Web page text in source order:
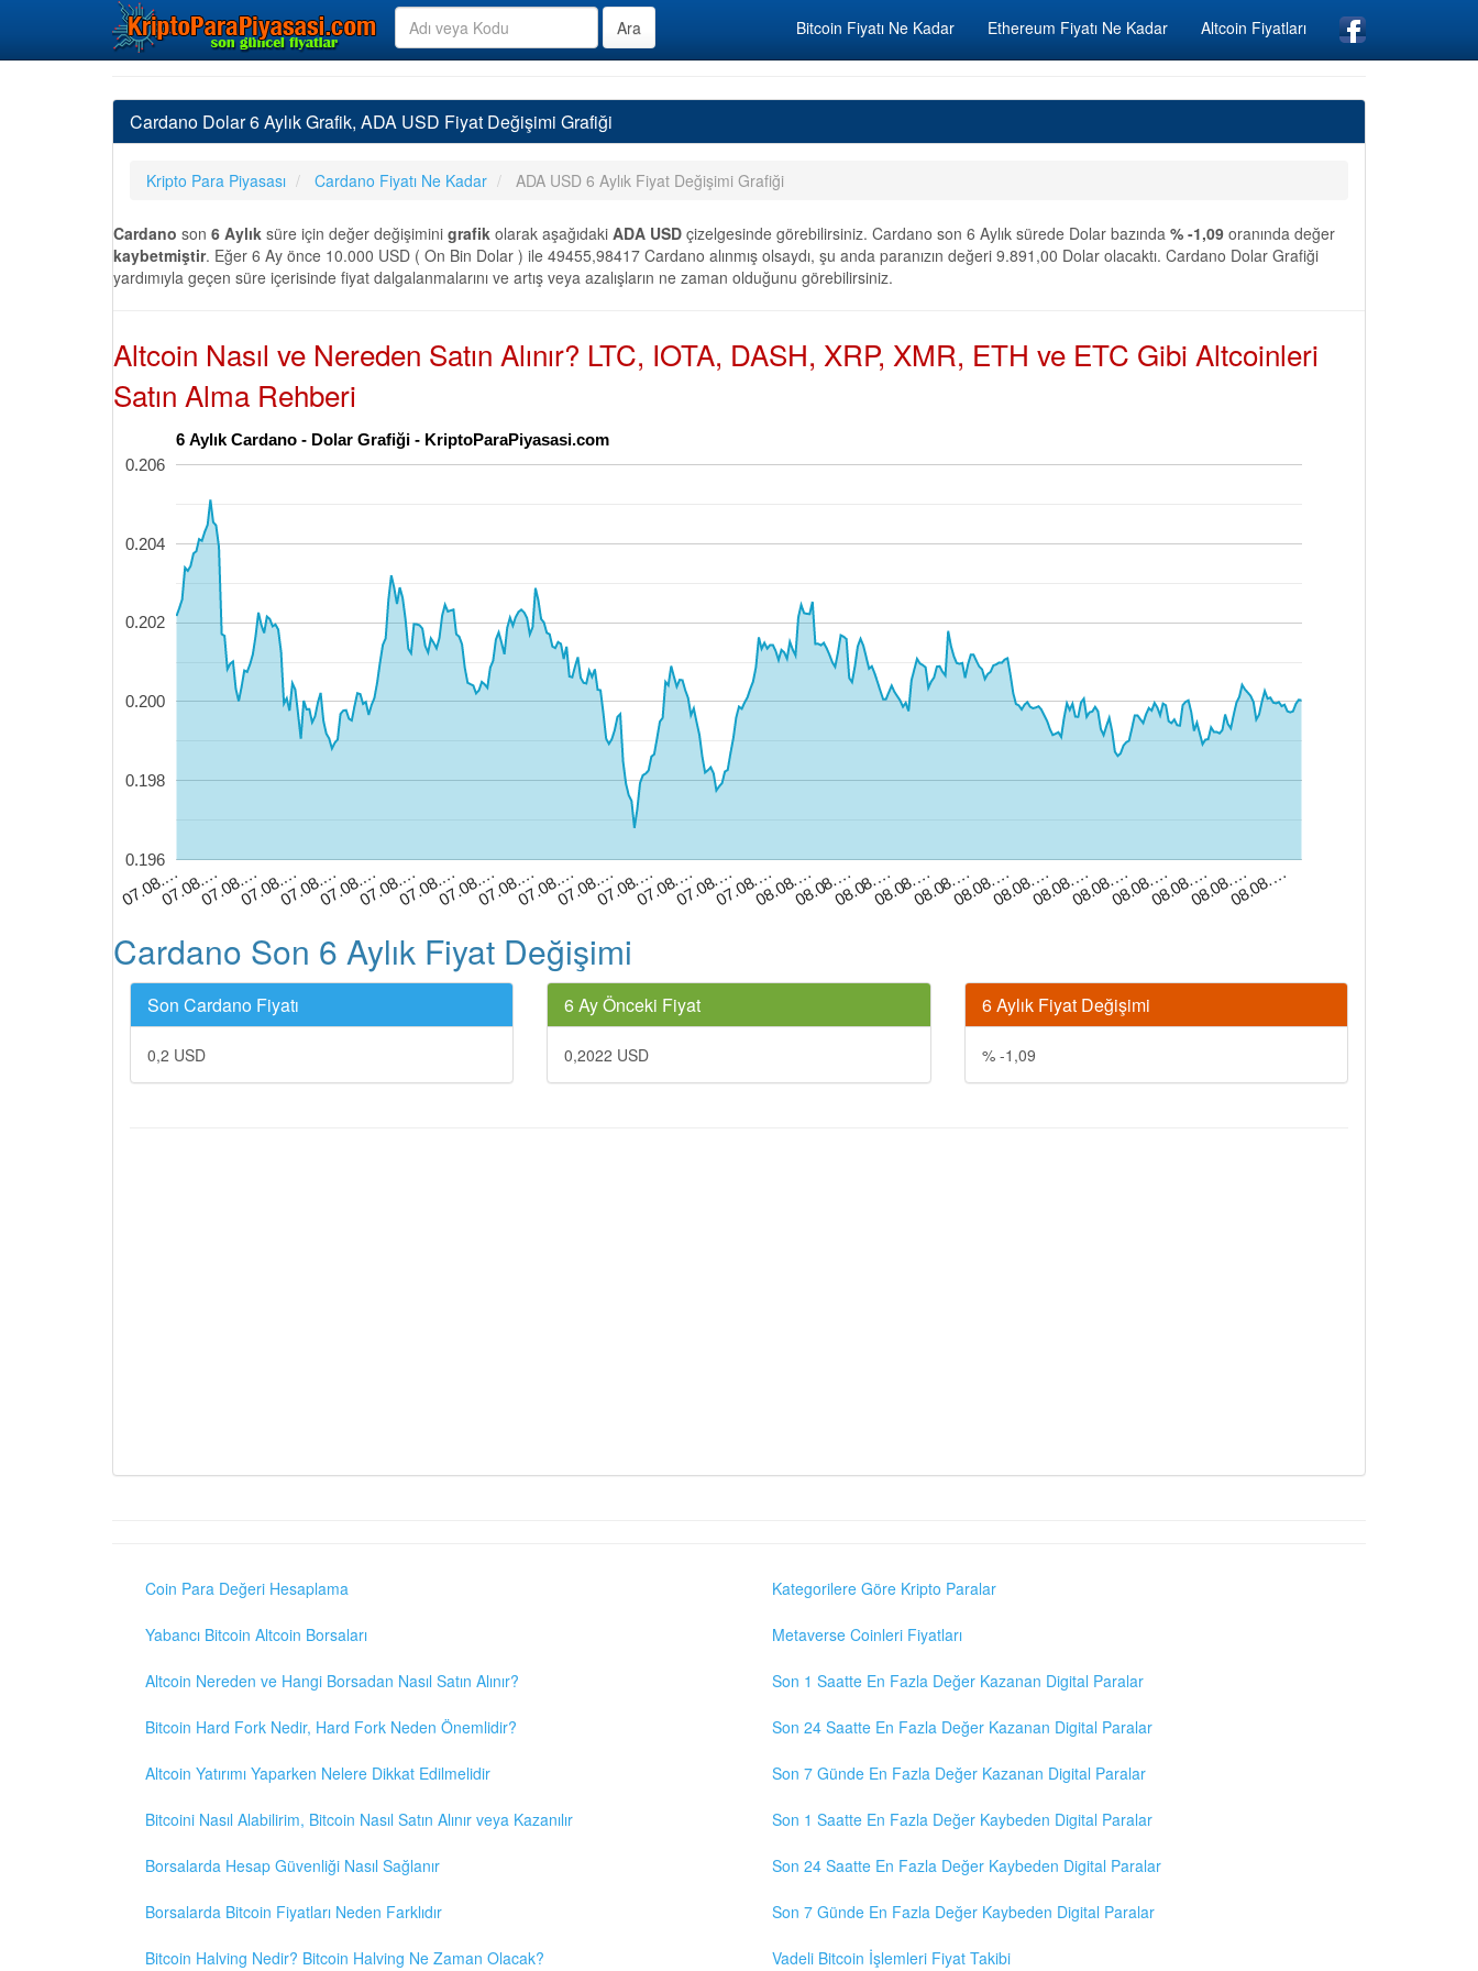
Bitcoin Fiyatı Ne Kadar Ethereum Fiyatı Ne Kadar Altcoin Fiyatları
Cardano Dolar 6 Aylık Grafik, ADA USD Fiyat Değişimi Grafiği
Kripto Para Piyasası Cardano Fiyatı Ne Kadar ADA USD 6 Aylık Fiyat Değişimi Grafiği
Cardano son 6 Aylık süre için değer değişimini grafik olarak aşağıdaki ADA USD çizelgesinde görebilirsiniz. Cardano son 6 Aylık sürede Dolar bazında % -1,09 oranında değer
kaybetmiştir. Eğer 6 Ay önce 10.000 USD ( On Bin Dolar ) ile 49455,98417 Cardano alınmış olsaydı, şu anda paranızın değeri 9.891,00 Dolar olacaktı. Cardano Dolar Grafiği
yardımıyla geçen süre içerisinde fiyat dalgalanmalarını ve artış veya azalışların ne zaman olduğunu görebilirsiniz.
Altcoin Nasıl ve Nereden Satın Alınır? LTC, IOTA, DASH, XRP, XMR, ETH ve ETC Gibi Altcoinleri
Satın Alma Rehberi
6 Aylık Cardano - Dolar Grafiği - KriptoParaPiyasasi.com
07.08.…07.08.…07.08.…07.08.…07.08.…07.08.…07.08.…07.08.…07.08.…07.08.…07.08.…07.08.…07.08.…07.08.…07.08.…07.08.…08.08.…08.08.…08.08.…08.08.…08.08.…08.08.…08.08.…08.08.…08.08.…08.08.…08.08.…08.08.…08.08.…
0.196
0.198
0.200
0.202
0.204
0.206
Cardano Son 6 Aylık Fiyat Değişimi
Son Cardano Fiyatı
0,2 USD
6 Ay Önceki Fiyat
0,2022 USD
6 Aylık Fiyat Değişimi
% -1,09
Coin Para Değeri Hesaplama
Yabancı Bitcoin Altcoin Borsaları
Altcoin Nereden ve Hangi Borsadan Nasıl Satın Alınır?
Bitcoin Hard Fork Nedir, Hard Fork Neden Önemlidir?
Altcoin Yatırımı Yaparken Nelere Dikkat Edilmelidir
Bitcoini Nasıl Alabilirim, Bitcoin Nasıl Satın Alınır veya Kazanılır
Borsalarda Hesap Güvenliği Nasıl Sağlanır
Borsalarda Bitcoin Fiyatları Neden Farklıdır
Bitcoin Halving Nedir? Bitcoin Halving Ne Zaman Olacak?
Kategorilere Göre Kripto Paralar
Metaverse Coinleri Fiyatları
Son 1 Saatte En Fazla Değer Kazanan Digital Paralar
Son 24 Saatte En Fazla Değer Kazanan Digital Paralar
Son 7 Günde En Fazla Değer Kazanan Digital Paralar
Son 1 Saatte En Fazla Değer Kaybeden Digital Paralar
Son 24 Saatte En Fazla Değer Kaybeden Digital Paralar
Son 7 Günde En Fazla Değer Kaybeden Digital Paralar
Vadeli Bitcoin İşlemleri Fiyat Takibi